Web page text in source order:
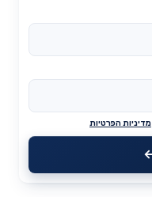
מדיניות הפרטיות